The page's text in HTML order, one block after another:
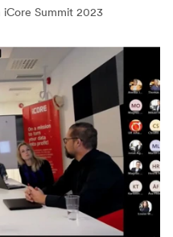
iCore Summit 2023